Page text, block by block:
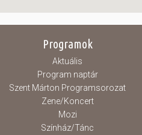
Programok
Aktuális
Program naptár
Szent Márton Programsorozat
Zene/Koncert
Mozi
Színház/Tánc